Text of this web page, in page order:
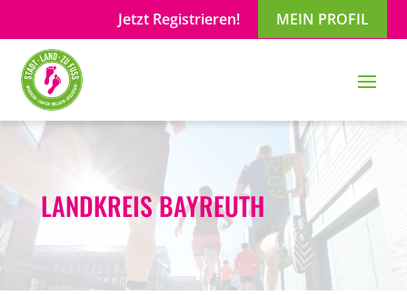
Jetzt Registrieren! MEIN PROFIL
LANDKREIS BAYREUTH